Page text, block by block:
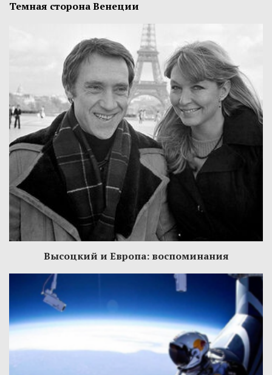
Темная сторона Венеции
Высоцкий и Европа: воспоминания